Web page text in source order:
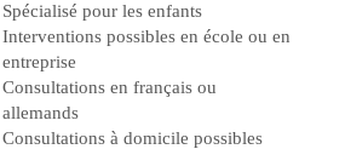
Spécialisé pour les enfants
Interventions possibles en école ou en
entreprise
Consultations en français ou
allemands
Consultations à domicile possibles